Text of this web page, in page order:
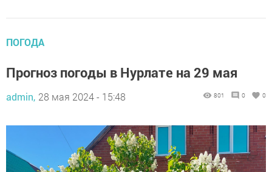
ПОГОДА
Прогноз погоды в Нурлате на 29 мая
admin, 28 мая 2024 - 15:48 801 0 0